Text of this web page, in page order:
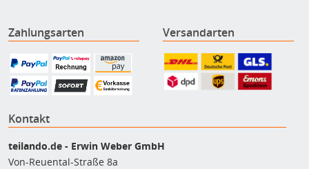
Zahlungsarten Versandarten
Kontakt
teilando.de - Erwin Weber GmbH
Von-Reuental-Straße 8a